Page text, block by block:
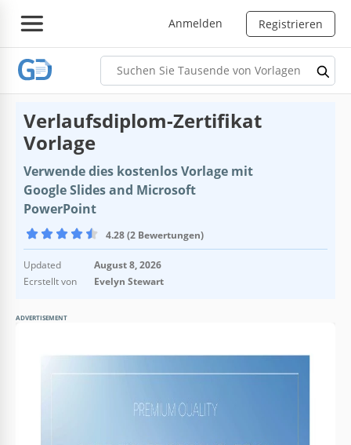
Anmelden Registrieren
Verlaufsdiplom-Zertifikat
Vorlage
Verwende dies kostenlos Vorlage mit
Google Slides and Microsoft
PowerPoint
4.28 (2 Bewertungen)
Updated
August 8, 2026
Ecrstellt von
Evelyn Stewart
ADVERTISEMENT